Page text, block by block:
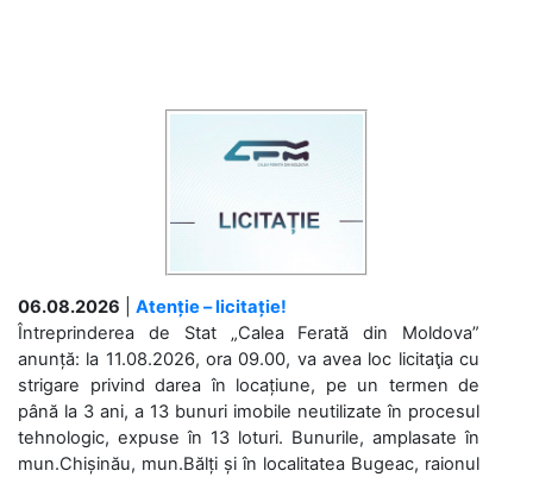
06.08.2026
Atenție – licitație!
Întreprinderea de Stat „Calea Ferată din Moldova”
anunță: la 11.08.2026, ora 09.00, va avea loc licitaţia cu
strigare privind darea în locațiune, pe un termen de
până la 3 ani, a 13 bunuri imobile neutilizate în procesul
tehnologic, expuse în 13 loturi. Bunurile, amplasate în
mun.Chișinău, mun.Bălți și în localitatea Bugeac, raionul